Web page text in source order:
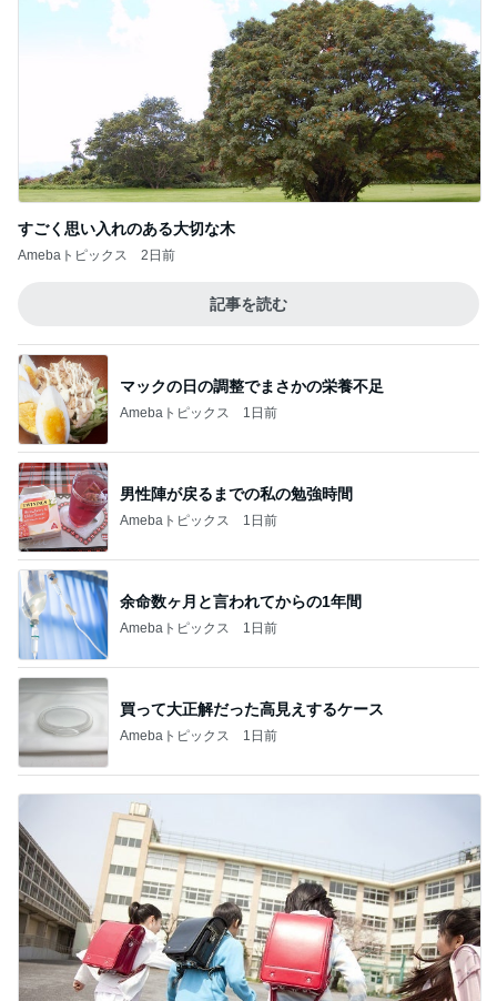
すごく思い入れのある大切な木
Amebaトピックス 2日前
記事を読む
マックの日の調整でまさかの栄養不足
Amebaトピックス 1日前
男性陣が戻るまでの私の勉強時間
Amebaトピックス 1日前
余命数ヶ月と言われてからの1年間
Amebaトピックス 1日前
買って大正解だった高見えするケース
Amebaトピックス 1日前